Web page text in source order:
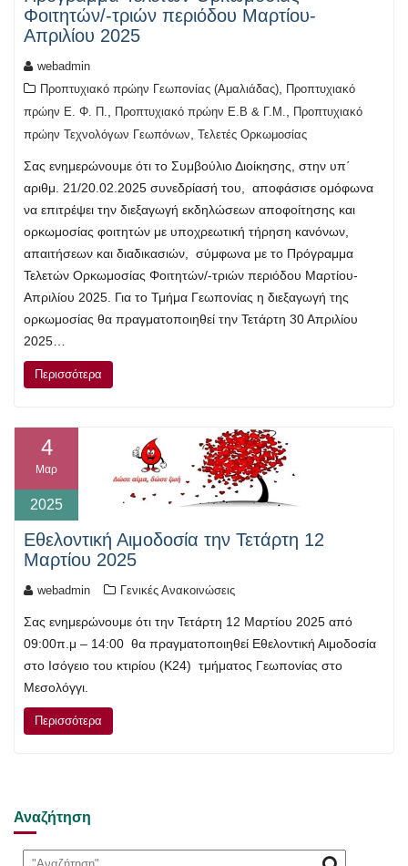
Φοιτητών/-τριών περιόδου Μαρτίου-
Απριλίου 2025
webadmin
Προπτυχιακό πρώην Γεωπονίας (Αμαλιάδας), Προπτυχιακό
πρώην Ε. Φ. Π., Προπτυχιακό πρώην Ε.Β & Γ.Μ., Προπτυχιακό
πρώην Τεχνολόγων Γεωπόνων, Τελετές Ορκωμοσίας
Σας ενημερώνουμε ότι το Συμβούλιο Διοίκησης, στην υπ΄
αριθμ. 21/20.02.2025 συνεδρίασή του, αποφάσισε ομόφωνα
να επιτρέψει την διεξαγωγή εκδηλώσεων αποφοίτησης και
ορκωμοσίας φοιτητών με υποχρεωτική τήρηση κανόνων,
απαιτήσεων και διαδικασιών, σύμφωνα με το Πρόγραμμα
Τελετών Ορκωμοσίας Φοιτητών/-τριών περιόδου Μαρτίου-
Απριλίου 2025. Για το Τμήμα Γεωπονίας η διεξαγωγή της
ορκωμοσίας θα πραγματοποιηθεί την Τετάρτη 30 Απριλίου
2025…
Περισσότερα
4
Μαρ
2025
Εθελοντική Αιμοδοσία την Τετάρτη 12
Μαρτίου 2025
webadmin Γενικές Ανακοινώσεις
Σας ενημερώνουμε ότι την Τετάρτη 12 Μαρτίου 2025 από
09:00π.μ – 14:00 θα πραγματοποιηθεί Εθελοντική Αιμοδοσία
στο Ισόγειο του κτιρίου (Κ24) τμήματος Γεωπονίας στο
Μεσολόγγι.
Περισσότερα
Αναζήτηση